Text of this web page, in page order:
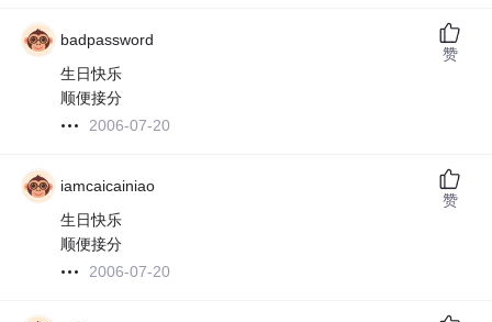
badpassword
生日快乐
顺便接分
2006-07-20
赞
iamcaicainiao
生日快乐
顺便接分
2006-07-20
赞